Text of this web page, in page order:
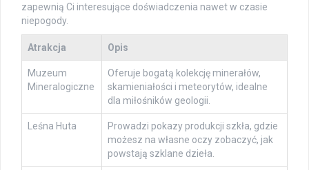
zapewnią Ci interesujące doświadczenia nawet w czasie
niepogody.
Atrakcja Opis
Muzeum
Mineralogiczne
Oferuje bogatą kolekcję minerałów,
skamieniałości i meteorytów, idealne
dla miłośników geologii.
Leśna Huta
Prowadzi pokazy produkcji szkła, gdzie
możesz na własne oczy zobaczyć, jak
powstają szklane dzieła.